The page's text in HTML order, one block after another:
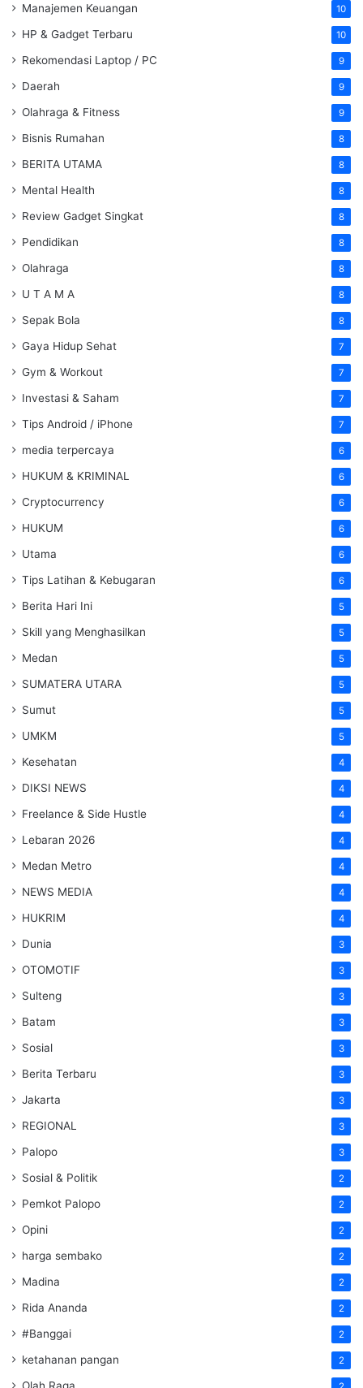
Manajemen Keuangan 10
HP & Gadget Terbaru 10
Rekomendasi Laptop / PC 9
Daerah 9
Olahraga & Fitness 9
Bisnis Rumahan 8
BERITA UTAMA 8
Mental Health 8
Review Gadget Singkat 8
Pendidikan 8
Olahraga 8
U T A M A 8
Sepak Bola 8
Gaya Hidup Sehat 7
Gym & Workout 7
Investasi & Saham 7
Tips Android / iPhone 7
media terpercaya 6
HUKUM & KRIMINAL 6
Cryptocurrency 6
HUKUM 6
Utama 6
Tips Latihan & Kebugaran 6
Berita Hari Ini 5
Skill yang Menghasilkan 5
Medan 5
SUMATERA UTARA 5
Sumut 5
UMKM 5
Kesehatan 4
DIKSI NEWS 4
Freelance & Side Hustle 4
Lebaran 2026 4
Medan Metro 4
NEWS MEDIA 4
HUKRIM 4
Dunia 3
OTOMOTIF 3
Sulteng 3
Batam 3
Sosial 3
Berita Terbaru 3
Jakarta 3
REGIONAL 3
Palopo 3
Sosial & Politik 2
Pemkot Palopo 2
Opini 2
harga sembako 2
Madina 2
Rida Ananda 2
#Banggai 2
ketahanan pangan 2
Olah Raga